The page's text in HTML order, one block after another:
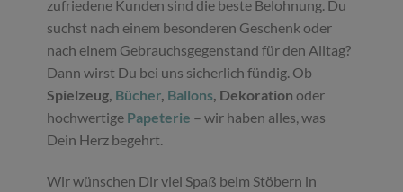
zufriedene Kunden sind die beste Belohnung. Du
suchst nach einem besonderen Geschenk oder
nach einem Gebrauchsgegenstand für den Alltag?
Dann wirst Du bei uns sicherlich fündig. Ob
Spielzeug, Bücher, Ballons, Dekoration oder
hochwertige Papeterie – wir haben alles, was
Dein Herz begehrt.
Wir wünschen Dir viel Spaß beim Stöbern in